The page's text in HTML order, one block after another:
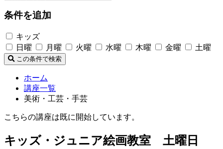
条件を追加
キッズ
日曜
月曜 火曜 水曜 木曜 金曜 土曜
この条件で検索
ホーム
講座一覧
美術・工芸・手芸
こちらの講座は既に開始しています。
キッズ・ジュニア絵画教室 土曜日